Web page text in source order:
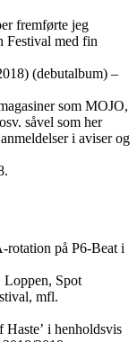
fremførte jeg
Festival med fin
(debutalbum) –
som MOJO,
såvel som her
i aviser og
rotation på P6-Beat i
Loppen, Spot
mfl.
Haste’ i henholdsvis